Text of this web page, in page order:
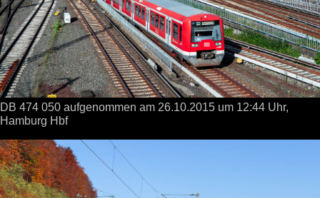
DB 474 050 aufgenommen am 26.10.2015 um 12:44 Uhr,
Hamburg Hbf